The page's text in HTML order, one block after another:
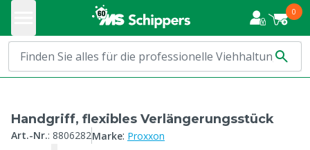
0
Handgriff, flexibles Verlängerungsstück
Art.-Nr.: 8806282Marke: Proxxon